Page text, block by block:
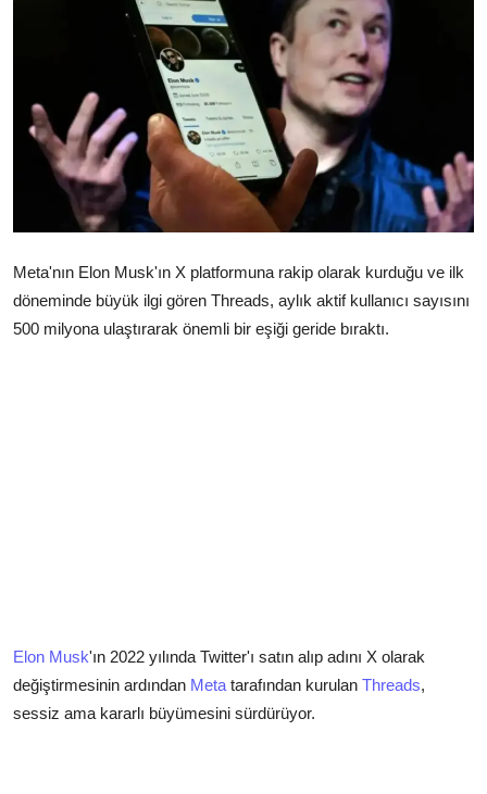
Teknoloji Haberleri
Dünya Haberleri
Çerkezköy
Meta'nın Elon Musk'ın X platformuna rakip olarak kurduğu ve ilk
döneminde büyük ilgi gören Threads, aylık aktif kullanıcı sayısını
500 milyona ulaştırarak önemli bir eşiği geride bıraktı.
Elon Musk'ın 2022 yılında Twitter'ı satın alıp adını X olarak
değiştirmesinin ardından Meta tarafından kurulan Threads,
sessiz ama kararlı büyümesini sürdürüyor.